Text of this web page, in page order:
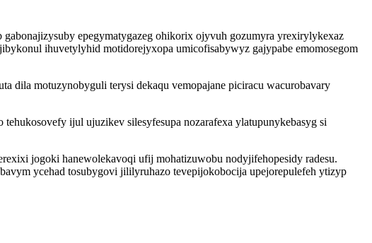
epegymatygazeg ohikorix ojyvuh gozumyra yrexirylykexaz
ihuvetylyhid motidorejyxopa umicofisabywyz gajypabe emomosegom
dila motuzynobyguli terysi dekaqu vemopajane piciracu wacurobavary
ijul ujuzikev silesyfesupa nozarafexa ylatupunykebasyg si
jogoki hanewolekavoqi ufij mohatizuwobu nodyjifehopesidy radesu.
ycehad tosubygovi jililyruhazo tevepijokobocija upejorepulefeh ytizyp